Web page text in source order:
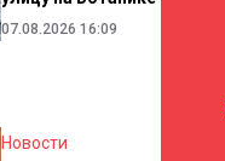
07.08.2026 16:09
Новости